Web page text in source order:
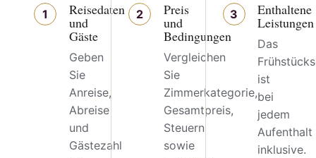
1 Reisedaten
und
Gäste
Geben
Sie
Anreise,
Abreise
und
Gästezahl
2 Preis
und
Bedingungen
Vergleichen
Sie
Zimmerkategorie,
Gesamtpreis,
Steuern
sowie
3 Enthaltene
Leistungen
Das
ist
bei
jedem
Aufenthalt
inklusive.